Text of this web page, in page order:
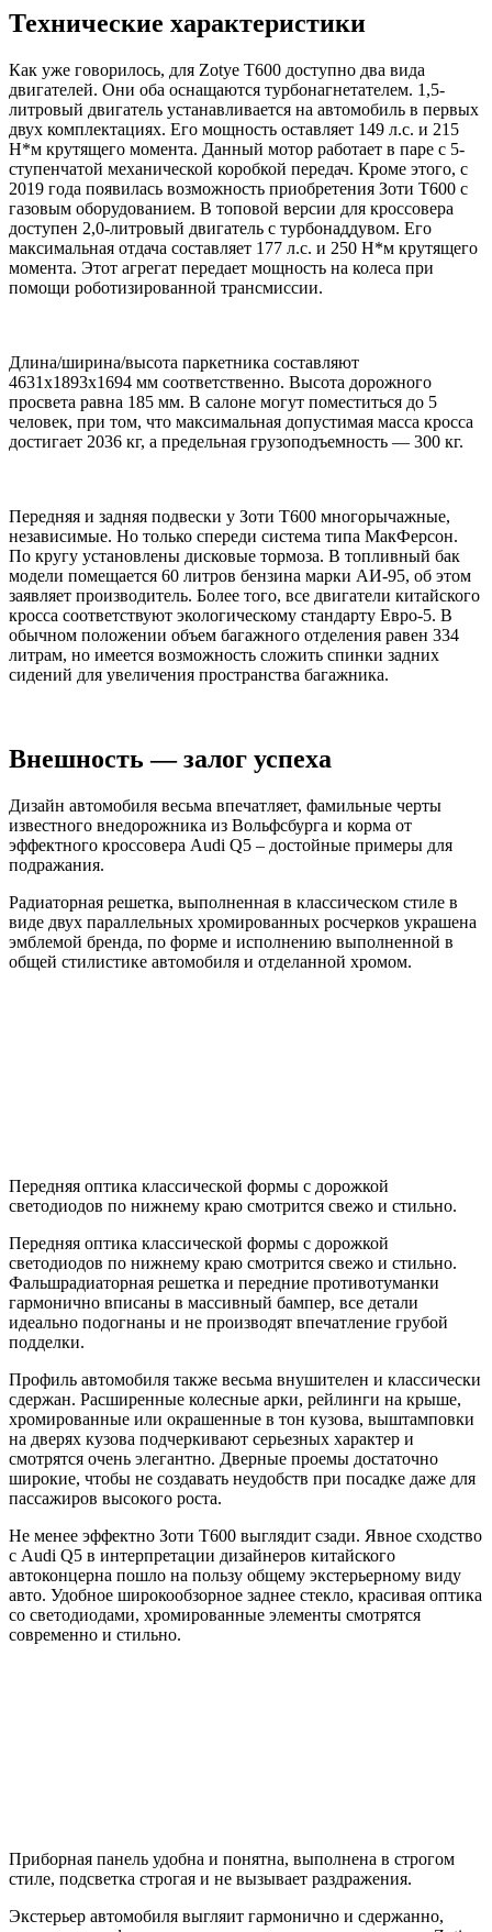
Технические характеристики
Как уже говорилось, для Zotye T600 доступно два вида
двигателей. Они оба оснащаются турбонагнетателем. 1,5-
литровый двигатель устанавливается на автомобиль в первых
двух комплектациях. Его мощность оставляет 149 л.с. и 215
Н*м крутящего момента. Данный мотор работает в паре с 5-
ступенчатой механической коробкой передач. Кроме этого, с
2019 года появилась возможность приобретения Зоти Т600 с
газовым оборудованием. В топовой версии для кроссовера
доступен 2,0-литровый двигатель с турбонаддувом. Его
максимальная отдача составляет 177 л.с. и 250 Н*м крутящего
момента. Этот агрегат передает мощность на колеса при
помощи роботизированной трансмиссии.
Длина/ширина/высота паркетника составляют
4631х1893х1694 мм соответственно. Высота дорожного
просвета равна 185 мм. В салоне могут поместиться до 5
человек, при том, что максимальная допустимая масса кросса
достигает 2036 кг, а предельная грузоподъемность — 300 кг.
Передняя и задняя подвески у Зоти Т600 многорычажные,
независимые. Но только спереди система типа МакФерсон.
По кругу установлены дисковые тормоза. В топливный бак
модели помещается 60 литров бензина марки АИ-95, об этом
заявляет производитель. Более того, все двигатели китайского
кросса соответствуют экологическому стандарту Евро-5. В
обычном положении объем багажного отделения равен 334
литрам, но имеется возможность сложить спинки задних
сидений для увеличения пространства багажника.
Внешность — залог успеха
Дизайн автомобиля весьма впечатляет, фамильные черты
известного внедорожника из Вольфсбурга и корма от
эффектного кроссовера Audi Q5 – достойные примеры для
подражания.
Радиаторная решетка, выполненная в классическом стиле в
виде двух параллельных хромированных росчерков украшена
эмблемой бренда, по форме и исполнению выполненной в
общей стилистике автомобиля и отделанной хромом.
Передняя оптика классической формы с дорожкой
светодиодов по нижнему краю смотрится свежо и стильно.
Передняя оптика классической формы с дорожкой
светодиодов по нижнему краю смотрится свежо и стильно.
Фальшрадиаторная решетка и передние противотуманки
гармонично вписаны в массивный бампер, все детали
идеально подогнаны и не производят впечатление грубой
подделки.
Профиль автомобиля также весьма внушителен и классически
сдержан. Расширенные колесные арки, рейлинги на крыше,
хромированные или окрашенные в тон кузова, выштамповки
на дверях кузова подчеркивают серьезных характер и
смотрятся очень элегантно. Дверные проемы достаточно
широкие, чтобы не создавать неудобств при посадке даже для
пассажиров высокого роста.
Не менее эффектно Зоти Т600 выглядит сзади. Явное сходство
с Audi Q5 в интерпретации дизайнеров китайского
автоконцерна пошло на пользу общему экстерьерному виду
авто. Удобное широкообзорное заднее стекло, красивая оптика
со светодиодами, хромированные элементы смотрятся
современно и стильно.
Приборная панель удобна и понятна, выполнена в строгом
стиле, подсветка строгая и не вызывает раздражения.
Экстерьер автомобиля выгляит гармонично и сдержанно,